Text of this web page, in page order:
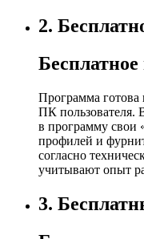
2.
Бесплатное
Программа готова
ПК пользователя.
в программу свои
профилей и
согласно
учитывают опыт
3.